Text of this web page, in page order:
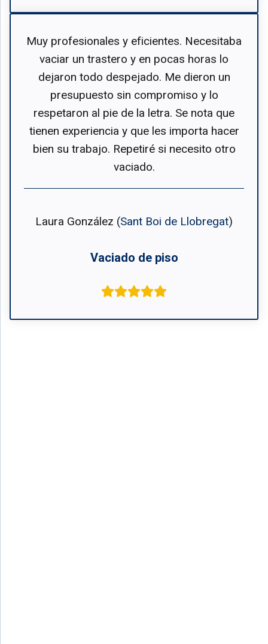
Muy profesionales y eficientes. Necesitaba
vaciar un trastero y en pocas horas lo
dejaron todo despejado. Me dieron un
presupuesto sin compromiso y lo
respetaron al pie de la letra. Se nota que
tienen experiencia y que les importa hacer
bien su trabajo. Repetiré si necesito otro
vaciado.
Laura González (Sant Boi de Llobregat)
Vaciado de piso